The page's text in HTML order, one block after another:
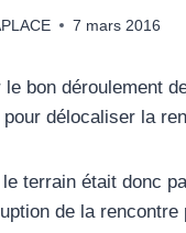
7 mars 2016
le bon déroulement
délocaliser la
le terrain était donc
de la